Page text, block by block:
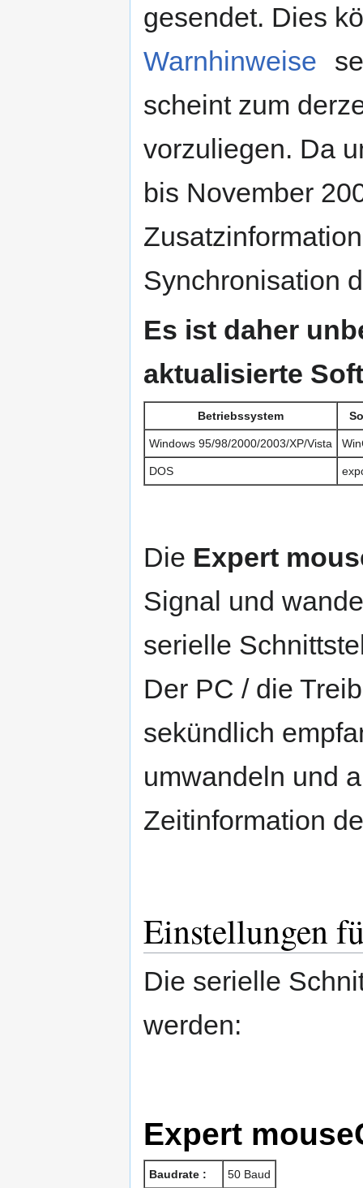
gesendet. Dies
Warnhinweise
scheint zum
vorzuliegen. Da
bis November
Synchronisation
Es ist daher
aktualisierte
Betriebssystem
Windows 95/98/2000/2003/XP/Vista
DOS
Die Expert
Signal und
serielle
Der PC / die
sekündlich
umwandeln und
Zeitinformation
Einstellungen
Die serielle
werden:
Expert
Baudrate : 50 Baud